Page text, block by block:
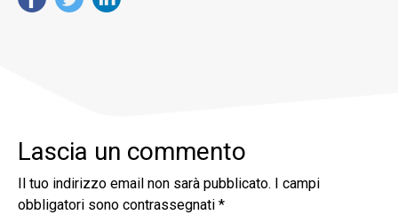
Lascia un commento
Il tuo indirizzo email non sarà pubblicato.
I campi
obbligatori sono contrassegnati *